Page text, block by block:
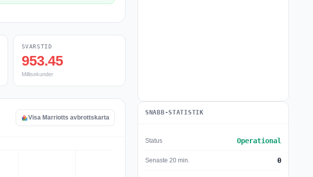
SVARSTID
953.45
Millisekunder
Visa Marriotts avbrottskarta
SNABB-STATISTIK
Status Operational
Senaste 20 min. 0